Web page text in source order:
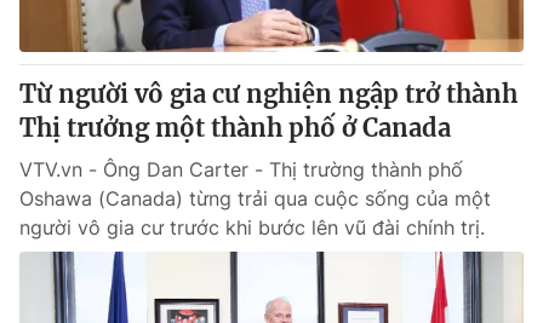
Từ người vô gia cư nghiện ngập trở thành
Thị trưởng một thành phố ở Canada
VTV.vn - Ông Dan Carter - Thị trường thành phố
Oshawa (Canada) từng trải qua cuộc sống của một
người vô gia cư trước khi bước lên vũ đài chính trị.